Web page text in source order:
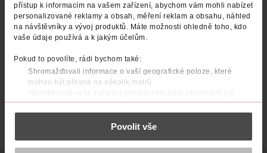
přístup k informacím na vašem zařízení, abychom vám mohli nabízet
personalizované reklamy a obsah, měření reklam a obsahu, náhled
na návštěvníky a vývoj produktů. Máte možnosti ohledně toho, kdo
vaše údaje používá a k jakým účelům.
Pokud to povolíte, rádi bychom také:
Shromažďovali informace o vaší geografické poloze, které
mohou být přesné na několik metrů
Identifikovali vaše zařízení pomocí aktivního skenování pro
konkrétní charakteristiky (otisk prstu)
Zjistěte více o tom, jak zpracováváme vaše osobní údaje, a nastavte
části s podrobnostmi . Svůj souhlas můžete kdykoliv
Povolit vše
Aviváž Magnolia Fantasy 74
pd
Azurit 74 pd
DO KOŠÍKU
Aviváž Jasmine Elegance 74 pd
Azurit
DO KOŠÍKU